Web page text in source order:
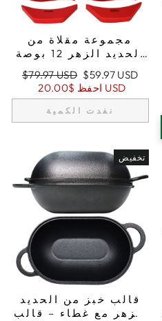
مجموعة مقلاة من
الحديد الزهر 12 بوصة
(30,5 سم) و10.25
بوصة (26 سم)، تشمل
حوامل أواني كبيرة
ومساعدة
السعر
العادي
$79.97 USD سعر
البيع
$59.97 USD
احفظ $20.00 USD
نفدت الكمية
تخفيض
قالب خبز من الحديد
الزهر مع غطاء – قالب